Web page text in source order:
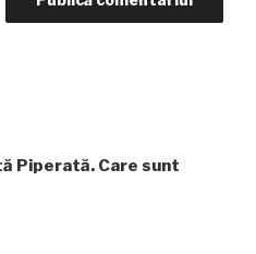
Piperată. Care sunt